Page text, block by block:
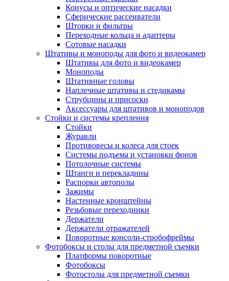
Конусы и оптические насадки
Сферические рассеиватели
Шторки и фильтры
Переходные кольца и адаптеры
Сотовые насадки
Штативы и моноподы для фото и видеокамер
Штативы для фото и видеокамер
Моноподы
Штативные головы
Наплечные штативы и стедикамы
Струбцины и присоски
Аксессуары для штативов и моноподов
Стойки и системы крепления
Стойки
Журавли
Противовесы и колеса для стоек
Системы подъема и установки фонов
Потолочные системы
Штанги и перекладины
Распорки автополы
Зажимы
Настенные кронштейны
Резьбовые переходники
Держатели
Держатели отражателей
Поворотные консоли-стробофреймы
Фотобоксы и столы для предметной съемки
Платформы поворотные
Фотобоксы
Фотостолы для предметной съемки